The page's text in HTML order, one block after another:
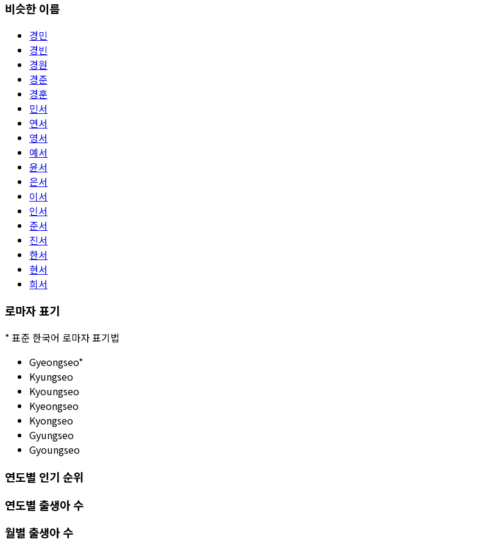
비슷한 이름
경민
경빈
경원
경준
경훈
민서
연서
영서
예서
윤서
은서
이서
인서
준서
진서
한서
현서
희서
로마자 표기
*표준 한국어 로마자 표기법
Gyeongseo*
Kyungseo
Kyoungseo
Kyeongseo
Kyongseo
Gyungseo
Gyoungseo
연도별 인기 순위
연도별 출생아 수
월별 출생아 수